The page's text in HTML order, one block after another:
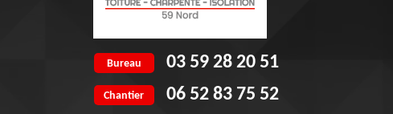
Bureau 03 59 28 20 51
Chantier 06 52 83 75 52